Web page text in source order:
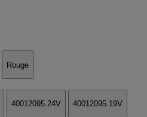
Rouge
40012095.24V 40012095.19V